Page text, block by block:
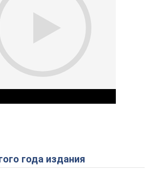
Play Video
года издания